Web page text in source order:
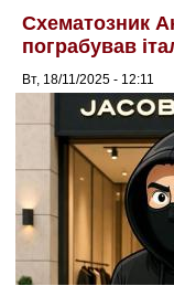
Схематозник
пограбував
Вт, 18/11/2025 - 12:11